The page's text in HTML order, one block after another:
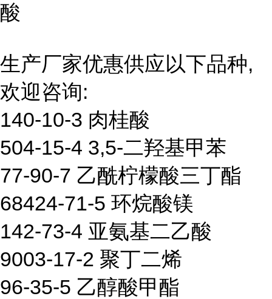
酸
生产厂家优惠供应以下品种,
欢迎咨询:
140-10-3 肉桂酸
504-15-4 3,5-二羟基甲苯
77-90-7 乙酰柠檬酸三丁酯
68424-71-5 环烷酸镁
142-73-4 亚氨基二乙酸
9003-17-2 聚丁二烯
96-35-5 乙醇酸甲酯